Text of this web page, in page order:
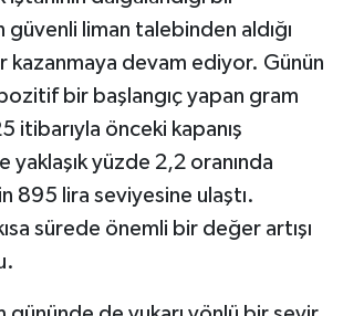
güvenli liman talebinden aldığı
kazanmaya devam ediyor. Günün
bir başlangıç yapan gram
itibarıyla önceki kapanış
yaklaşık yüzde 2,2 oranında
895 lira seviyesine ulaştı.
sürede önemli bir değer artışı